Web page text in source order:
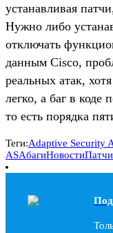
устанавливая
Нужно либо
отключать
данным Cisco,
реальных атак,
легко, а баг в коде
то есть порядка
Теги:Adaptive Security
ASAбагиНовостиПатчи